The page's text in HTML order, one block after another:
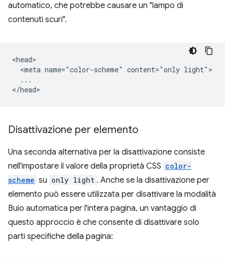
automatico, che potrebbe causare un "lampo di
contenuti scuri".
<head>
  <meta name="color-scheme" content="only light">
  ...
Disattivazione per elemento
Una seconda alternativa per la disattivazione consiste
nell'impostare il valore della proprietà CSS color-
scheme su only light . Anche se la disattivazione per
elemento può essere utilizzata per disattivare la modalità
Buio automatica per l'intera pagina, un vantaggio di
questo approccio è che consente di disattivare solo
parti specifiche della pagina: